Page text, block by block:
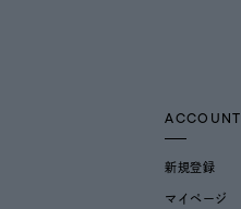
ACCOUNT
新規登録
マイページ